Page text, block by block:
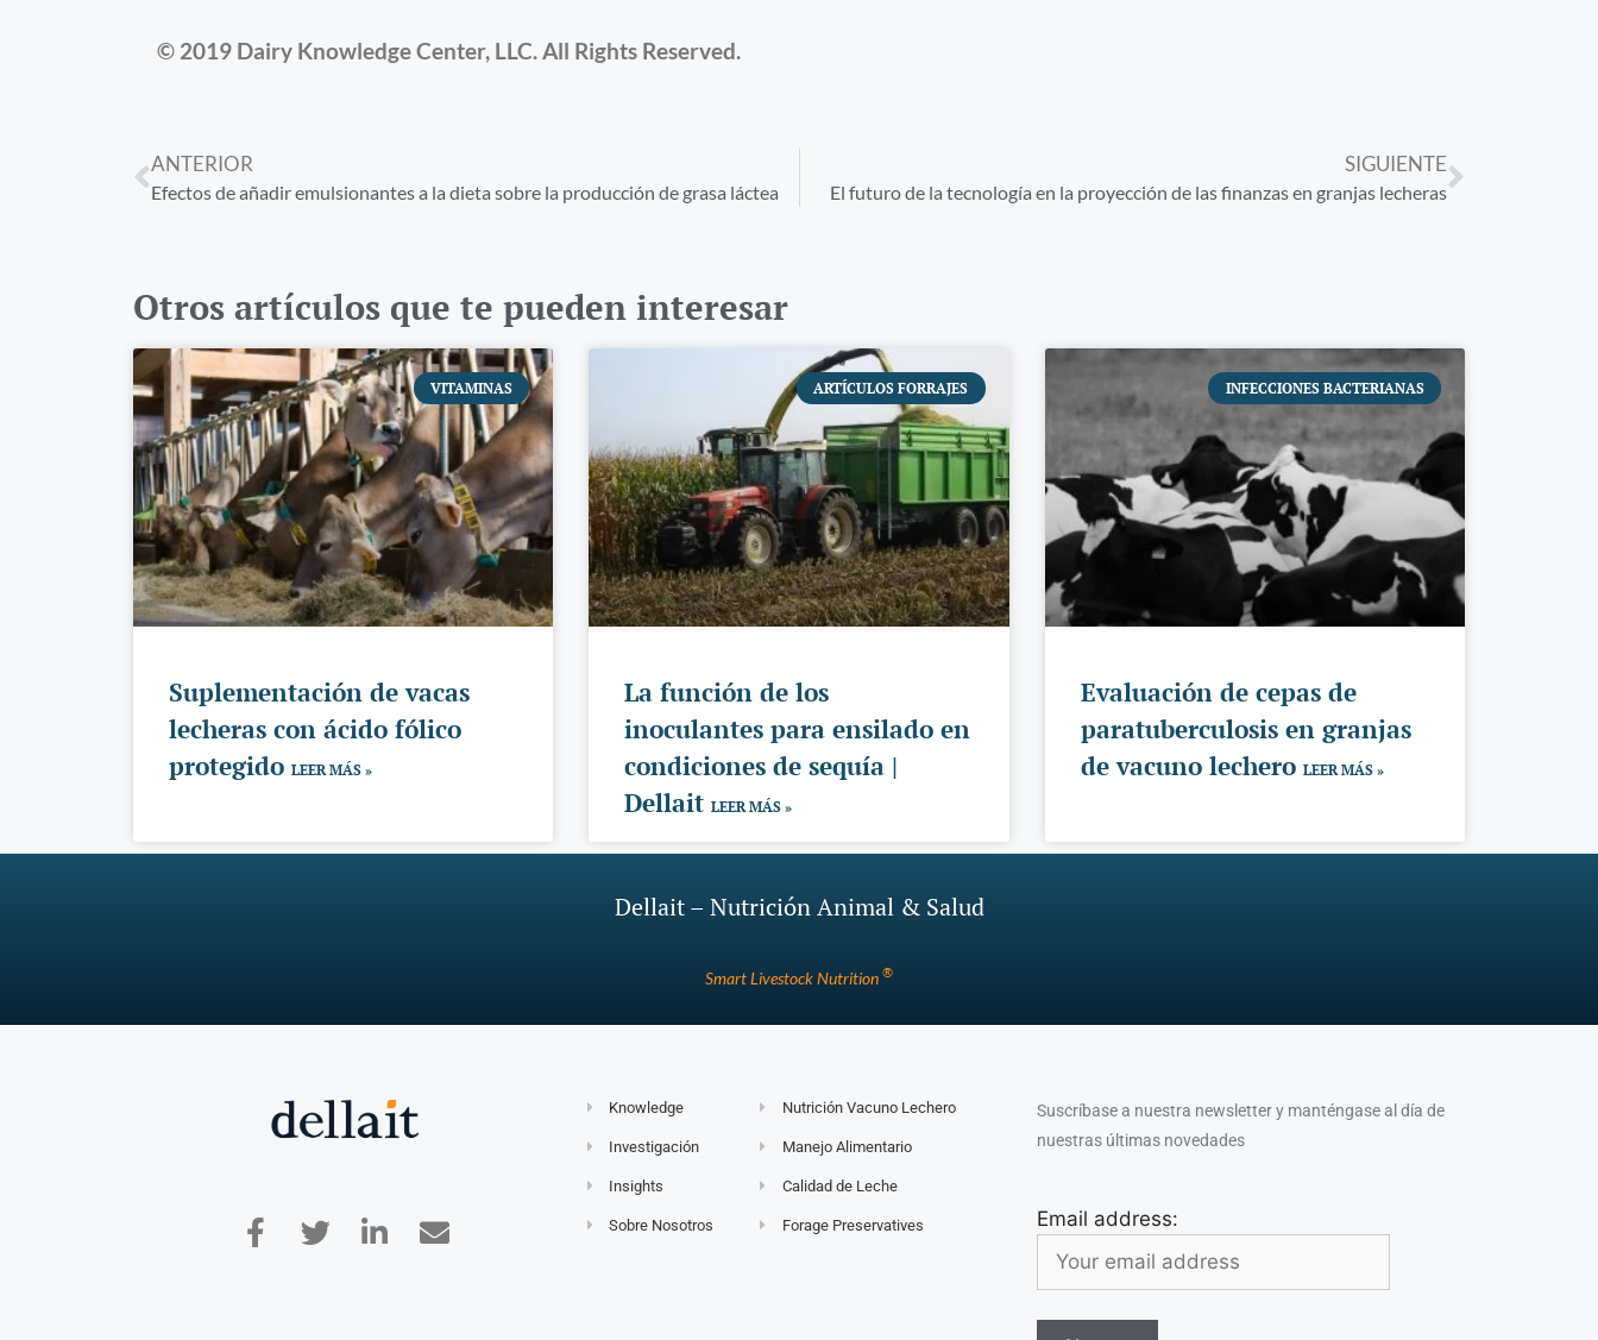
© 2019 Dairy Knowledge Center, LLC. All Rights Reserved.
ANTERIOR
Efectos de añadir emulsionantes a la dieta sobre la producción de grasa láctea
SIGUIENTE
El futuro de la tecnología en la proyección de las finanzas en granjas lecheras
Otros artículos que te pueden interesar
VITAMINAS
Suplementación de vacas
lecheras con ácido fólico
protegido LEER MÁS »
ARTÍCULOS FORRAJES
La función de los
inoculantes para ensilado en
condiciones de sequía |
DellaitLEER MÁS »
INFECCIONES BACTERIANAS
Evaluación de cepas de
paratuberculosis en granjas
de vacuno lechero LEER MÁS »
Dellait – Nutrición Animal & Salud
Smart Livestock Nutrition ®
Knowledge
Investigación
Insights
Sobre Nosotros
Nutrición Vacuno Lechero
Manejo Alimentario
Calidad de Leche
Forage Preservatives
Suscríbase a nuestra newsletter y manténgase al día de
nuestras últimas novedades
Email address: